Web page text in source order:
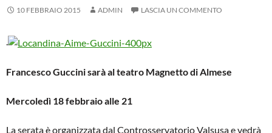
10 FEBBRAIO 2015 ADMIN LASCIA UN COMMENTO
.
Francesco Guccini sarà al teatro Magnetto di Almese
Mercoledì 18 febbraio alle 21
La serata è organizzata dal Controsservatorio Valsusa e vedrà